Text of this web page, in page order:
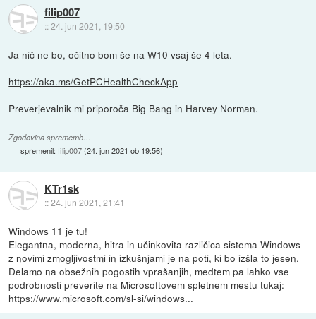
filip007
::24. jun 2021, 19:50
Ja nič ne bo, očitno bom še na W10 vsaj še 4 leta.
https://aka.ms/GetPCHealthCheckApp
Preverjevalnik mi priporoča Big Bang in Harvey Norman.
Zgodovina sprememb…
spremenil:filip007(24. jun 2021 ob 19:56)
KTr1sk
::24. jun 2021, 21:41
Windows 11 je tu!
Elegantna, moderna, hitra in učinkovita različica sistema Windows
z novimi zmogljivostmi in izkušnjami je na poti, ki bo izšla to jesen.
Delamo na obsežnih pogostih vprašanjih, medtem pa lahko vse
podrobnosti preverite na Microsoftovem spletnem mestu tukaj:
https://www.microsoft.com/sl-si/windows...